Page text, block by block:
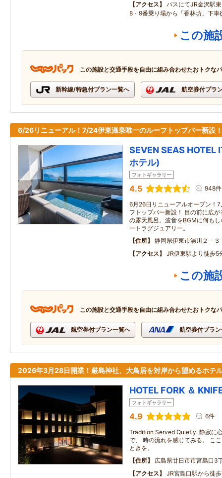
アクセス
バスにてJR金沢駅
8・9番乗り場から「香林坊」下車
この施
この施設と交通手段を自由に組み合わせたおトクな
新幹線/特急付プラン一覧へ 航空券付プラ
6/26リニューアル！7/24伊東温泉唯一のルーフトップバー新設！
SEVEN SEAS HOTEL
ホテル)
フォトギャラリー
4.5 948件
6月26日リニューアルオープン！
フトップバー新設！ 目の前に広
の露天風呂。波音をBGMに何も
ートラグジュアリー。
住所
静岡県伊東市湯川２－３
アクセス
JR伊東駅より徒歩5
この施
この施設と交通手段を自由に組み合わせたおトクな
航空券付プラン一覧へ 航空券付プラ
2026年3月28日開業！厳島神社、大鳥居を対岸から望めるホテ
HOTEL FORK ＆
フォトギャラリー
4.9 6件
Tradition Served Quietly. 静寂に
で、 時の流れを感じてみる。 こ
ときを。
住所
広島県廿日市市宮島口3
アクセス
JR宮島口駅から徒